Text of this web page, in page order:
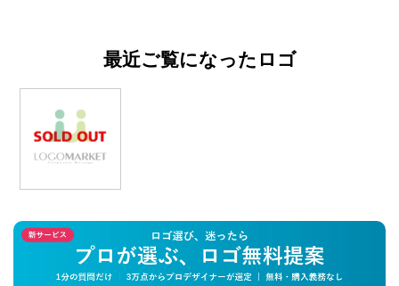
最近ご覧になったロゴ